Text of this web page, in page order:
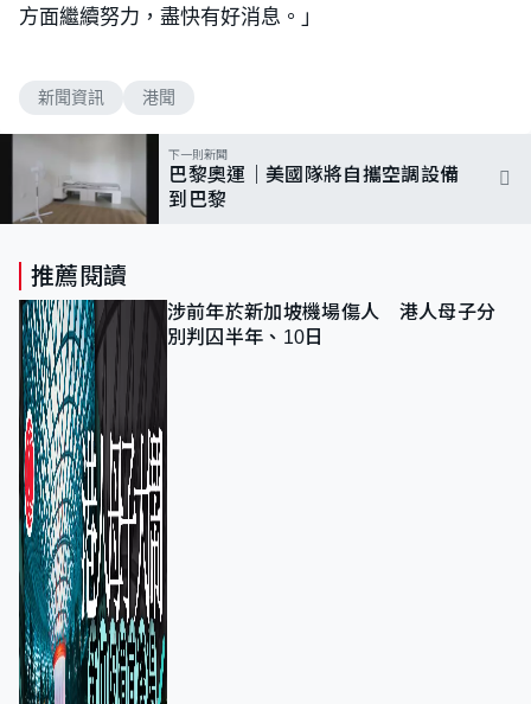
方面繼續努力，盡快有好消息。」
新聞資訊 港聞
下一則新聞
巴黎奧運｜美國隊將自攜空調設備
到巴黎
推薦閱讀
涉前年於新加坡機場傷人 港人母子分
別判囚半年、10日